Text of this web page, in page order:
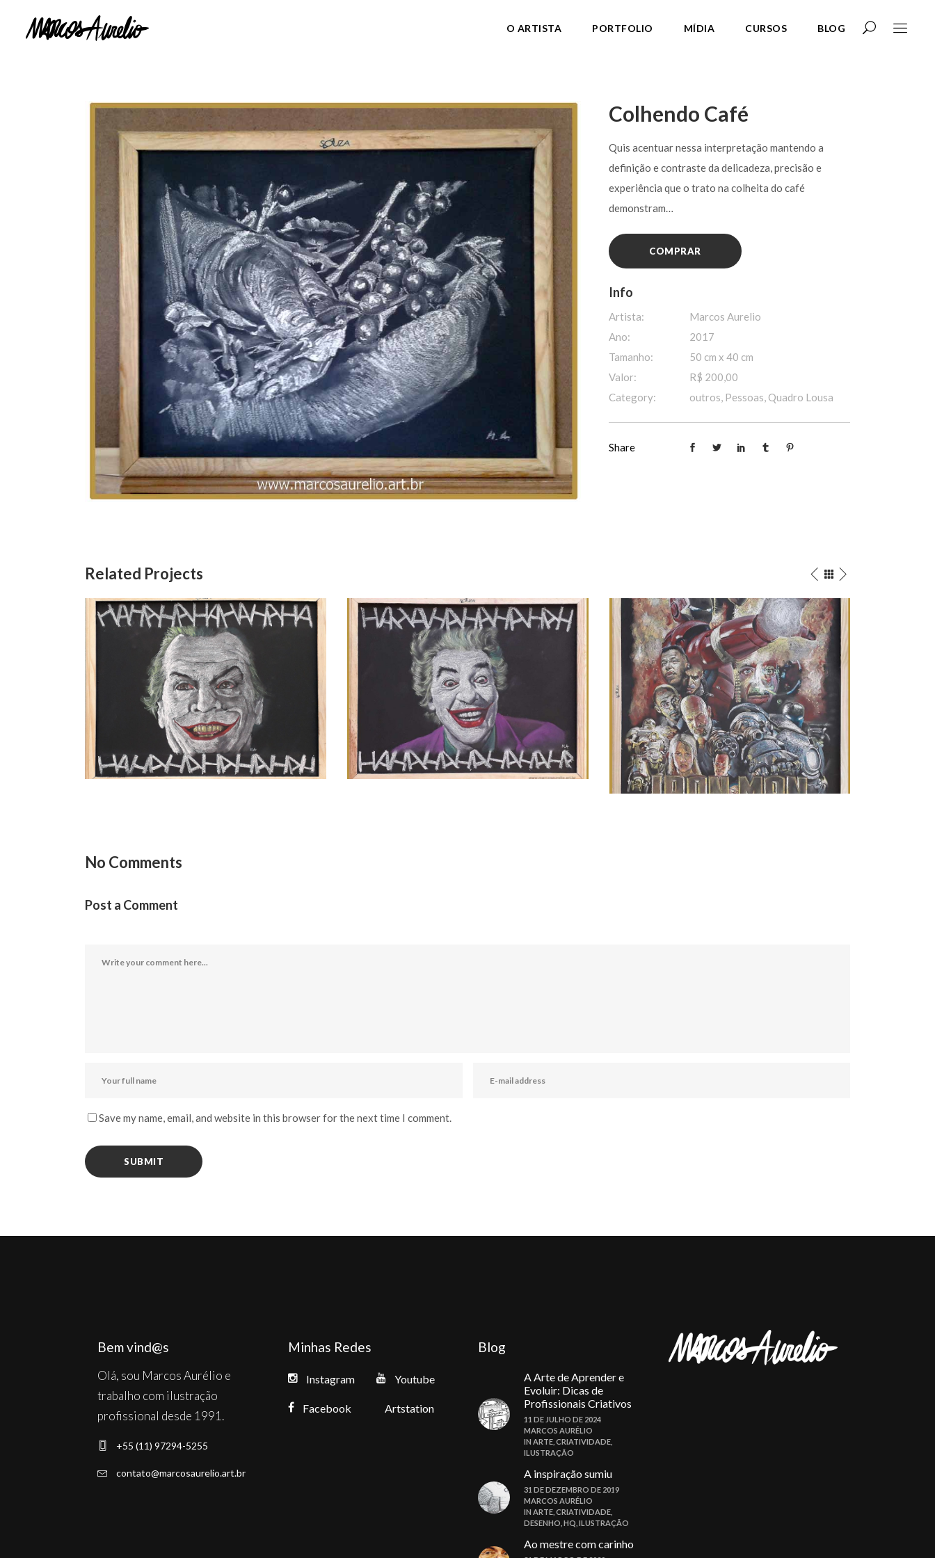
O ARTISTA PORTFOLIO MÍDIA CURSOS BLOG
Colhendo Café
Quis acentuar nessa interpretação mantendo a
definição e contraste da delicadeza, precisão e
experiência que o trato na colheita do café
demonstram…
COMPRAR
Info
Artista:
Marcos Aurelio
Ano:
2017
Tamanho:
50 cm x 40 cm
Valor:
R$ 200,00
Category:
outros, Pessoas, Quadro Lousa
Share
Related Projects
Joker Jack
Quadro Lousa
Joker Romero
Filmes Quadro Lousa Iron Man
Quadro Lousa
No Comments
Post a Comment
Save my name, email, and website in this browser for the next time I comment.
Bem vind@s
Olá, sou Marcos Aurélio e
trabalho com ilustração
profissional desde 1991.
+55 (11) 97294-5255
contato@marcosaurelio.art.br
Minhas Redes
Instagram
Facebook
Youtube
Artstation
Blog
A Arte de Aprender e
Evoluir: Dicas de
Profissionais Criativos
11 DE JULHO DE 2024
MARCOS AURÉLIO
IN ARTE CRIATIVIDADE
ILUSTRAÇÃO
A inspiração sumiu
31 DE DEZEMBRO DE 2019
MARCOS AURÉLIO
IN ARTE CRIATIVIDADE
DESENHO HQ ILUSTRAÇÃO
Ao mestre com carinho